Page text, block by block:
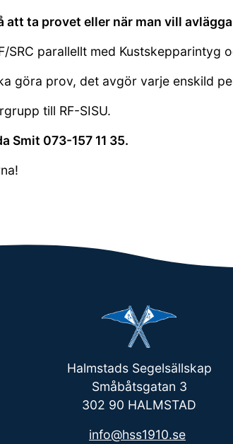
ta provet eller när man vill
parallellt med Kustskepparintyg
göra prov, det avgör varje enskild
till RF-SISU.
Smit 073-157 11 35.
Halmstads Segelsällskap
Småbåtsgatan 3
302 90 HALMSTAD
info@hss1910.se